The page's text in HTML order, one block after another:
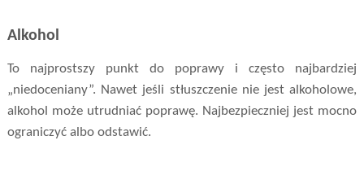
Alkohol
To najprostszy punkt do poprawy i często najbardziej
„niedoceniany”. Nawet jeśli stłuszczenie nie jest alkoholowe,
alkohol może utrudniać poprawę. Najbezpieczniej jest mocno
ograniczyć albo odstawić.